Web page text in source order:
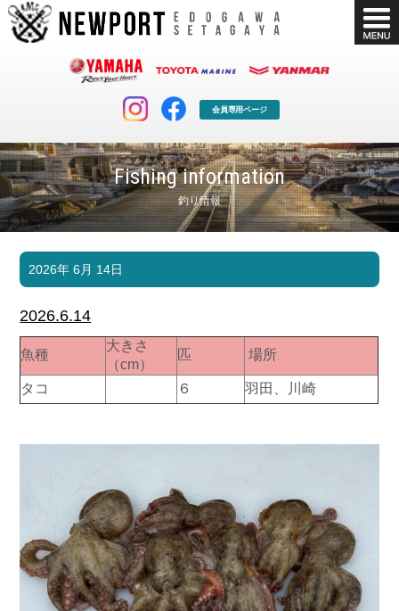
会員専用ページ
Fishing information
釣り情報
マリンクラブ
マリンライフを堪能したい！
ボート販売
ボート免許
長年の実績と信頼！
店舗情報 公式ブログ
Blog
Recruit
2026年 6月 14日
2026.6.14
魚種
大きさ
（cm）
匹 場所
タコ ６ 羽田、川崎